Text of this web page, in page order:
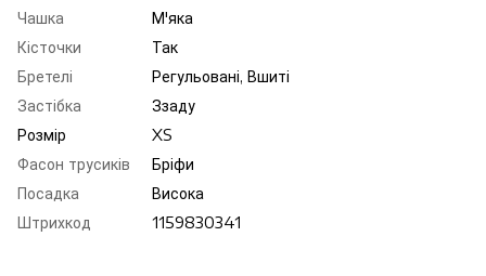
Чашка
М'яка
Кісточки
Так
Бретелі
Регульовані, Вшиті
Застібка
Ззаду
Розмір
XS
Фасон трусиків
Бріфи
Посадка
Висока
Штрихкод
1159830341